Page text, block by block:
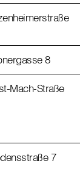
8
Mach-Straße
7